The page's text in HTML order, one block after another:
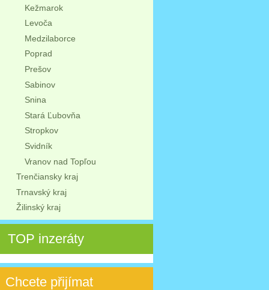
Kežmarok
Levoča
Medzilaborce
Poprad
Prešov
Sabinov
Snina
Stará Ľubovňa
Stropkov
Svidník
Vranov nad Topľou
Trenčiansky kraj
Trnavský kraj
Žilinský kraj
TOP inzeráty
Chcete přijímat